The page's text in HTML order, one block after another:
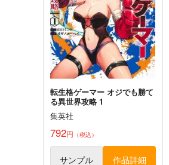
２０２６年（令和８年）年齢
早見表【エルフ族等対応版】
2,200円 （税込）
サンプル 作品詳細
転生格ゲーマー オジでも勝て
る異世界攻略 1
集英社
792円 （税込）
サンプル 作品詳細